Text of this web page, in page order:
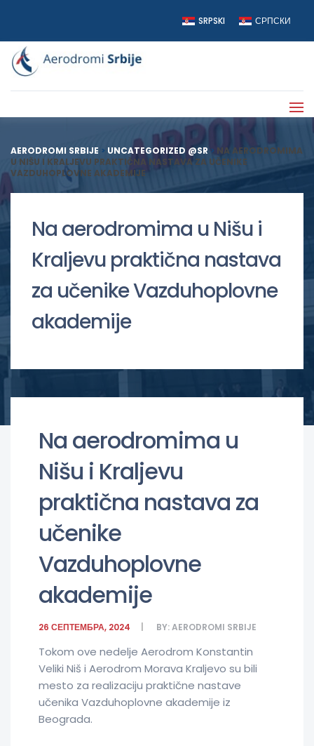
SRPSKI СРПСКИ
AERODROMI SRBIJE > UNCATEGORIZED @SR> NA AERODROMIMA
U NIŠU I KRALJEVU PRAKTIČNA NASTAVA ZA UČENIKE
VAZDUHOPLOVNE AKADEMIJE
Na aerodromima u Nišu i
Kraljevu praktična nastava
za učenike Vazduhoplovne
akademije
Na aerodromima u
Nišu i Kraljevu
praktična nastava za
učenike
Vazduhoplovne
akademije
26 СЕПТЕМБРА, 2024 BY:AERODROMI SRBIJE
Tokom ove nedelje Aerodrom Konstantin
Veliki Niš i Aerodrom Morava Kraljevo su bili
mesto za realizaciju praktične nastave
učenika Vazduhoplovne akademije iz
Beograda.